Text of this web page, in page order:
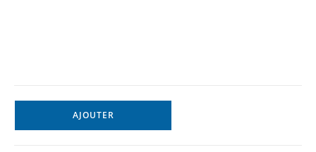
AJOUTER